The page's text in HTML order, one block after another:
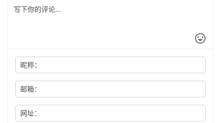
昵称：
邮箱：
网址：